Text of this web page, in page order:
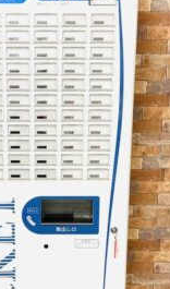
宅配買取
出張買取
買取商品ジャンル
買取実績
買取強化ブランド
よくある質問
お客様の声